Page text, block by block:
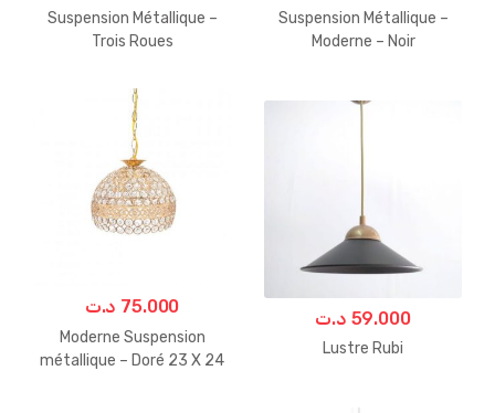
Suspension Métallique –
Trois Roues
Suspension Métallique –
Moderne – Noir
75.000 د.ت
Moderne Suspension
métallique – Doré 23 X 24
59.000 د.ت
Lustre Rubi